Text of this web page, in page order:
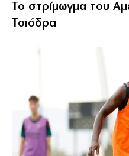
Το στρίμωγμα του
Τσιόδρα